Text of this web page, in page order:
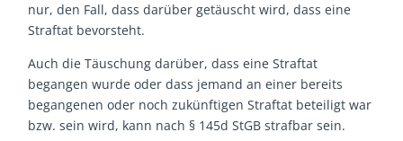
nur, den Fall, dass darüber getäuscht wird, dass eine
Straftat bevorsteht.
Auch die Täuschung darüber, dass eine Straftat
begangen wurde oder dass jemand an einer bereits
begangenen oder noch zukünftigen Straftat beteiligt war
bzw. sein wird, kann nach § 145d StGB strafbar sein.